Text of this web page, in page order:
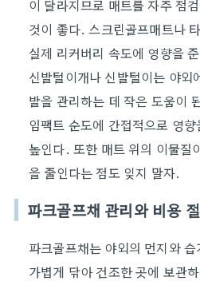
이 달라지므로 매트를 자주 점
것이 좋다. 스크린골프매트나
실제 리커버리 속도에 영향을
신발털이개나 신발털이는 야외
발을 관리하는 데 작은 도움이
임팩트 순도에 간접적으로 영
높인다. 또한 매트 위의 이물질
을 줄인다는 점도 잊지 말자.
파크골프채 관리와 비용
파크골프채는 야외의 먼지와
가볍게 닦아 건조한 곳에 보관